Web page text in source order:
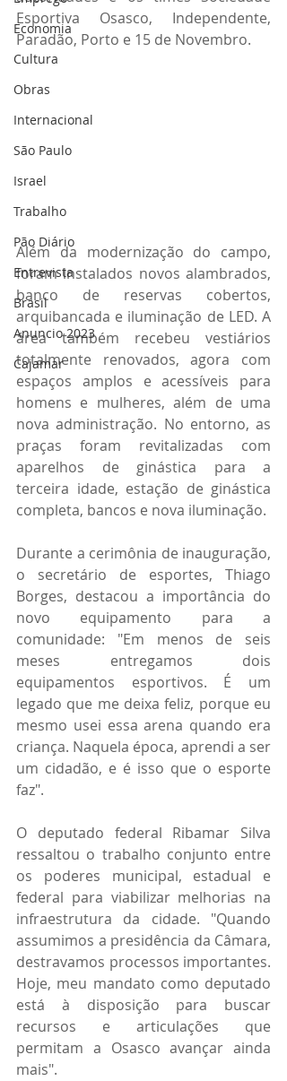
Economia
Cultura
Obras
Internacional
São Paulo
Israel
Trabalho
Pão Diário
Entrevista
Brasil
Anuncio 2023
Cajamar
Esportiva Osasco, Independente,
Paradão, Porto e 15 de Novembro.
Além da modernização do campo,
foram instalados novos alambrados,
banco de reservas cobertos,
arquibancada e iluminação de LED. A
área também recebeu vestiários
totalmente renovados, agora com
espaços amplos e acessíveis para
homens e mulheres, além de uma
nova administração. No entorno, as
praças foram revitalizadas com
aparelhos de ginástica para a
terceira idade, estação de ginástica
completa, bancos e nova iluminação.
Durante a cerimônia de inauguração,
o secretário de esportes, Thiago
Borges, destacou a importância do
novo equipamento para a
comunidade: "Em menos de seis
meses entregamos dois
equipamentos esportivos. É um
legado que me deixa feliz, porque eu
mesmo usei essa arena quando era
criança. Naquela época, aprendi a ser
um cidadão, e é isso que o esporte
faz".
O deputado federal Ribamar Silva
ressaltou o trabalho conjunto entre
os poderes municipal, estadual e
federal para viabilizar melhorias na
infraestrutura da cidade. "Quando
assumimos a presidência da Câmara,
destravamos processos importantes.
Hoje, meu mandato como deputado
está à disposição para buscar
recursos e articulações que
permitam a Osasco avançar ainda
mais".